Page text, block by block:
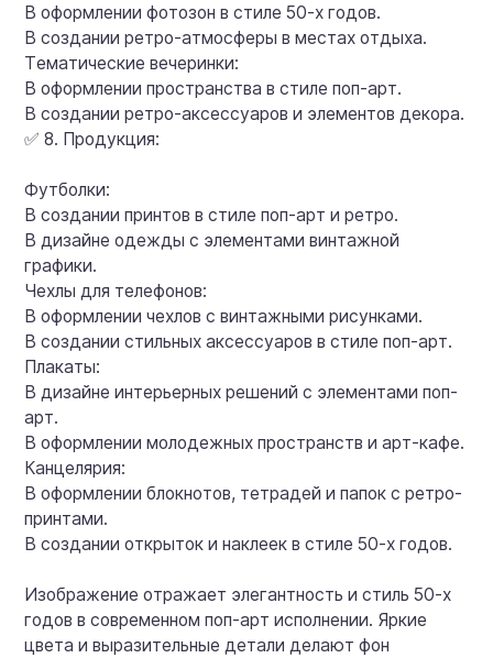
В оформлении фотозон в стиле 50-х годов.
В создании ретро-атмосферы в местах отдыха.
Тематические вечеринки:
В оформлении пространства в стиле поп-арт.
В создании ретро-аксессуаров и элементов декора.
✅ 8. Продукция:
Футболки:
В создании принтов в стиле поп-арт и ретро.
В дизайне одежды с элементами винтажной
графики.
Чехлы для телефонов:
В оформлении чехлов с винтажными рисунками.
В создании стильных аксессуаров в стиле поп-арт.
Плакаты:
В дизайне интерьерных решений с элементами поп-
арт.
В оформлении молодежных пространств и арт-кафе.
Канцелярия:
В оформлении блокнотов, тетрадей и папок с ретро-
принтами.
В создании открыток и наклеек в стиле 50-х годов.
Изображение отражает элегантность и стиль 50-х
годов в современном поп-арт исполнении. Яркие
цвета и выразительные детали делают фон